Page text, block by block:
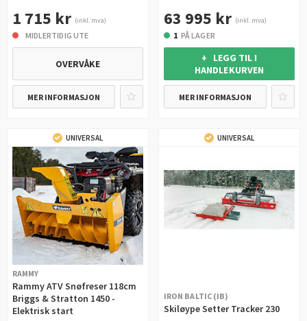
1 715 kr (inkl. mva)
MIDLERTIDIG UTE
OVERVÅKE
MER INFORMASJON
63 995 kr (inkl. mva)
1 PÅ LAGER
+ LEGG TIL I
HANDLEKURVEN
MER INFORMASJON
UNIVERSAL
RAMMY
Rammy ATV Snøfreser 118cm
Briggs & Stratton 1450 -
Elektrisk start
UNIVERSAL
IRON BALTIC (IB)
Skiløype Setter Tracker 230